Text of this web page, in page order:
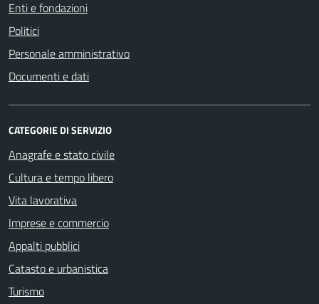
Enti e fondazioni
Politici
Personale amministrativo
Documenti e dati
CATEGORIE DI SERVIZIO
Anagrafe e stato civile
Cultura e tempo libero
Vita lavorativa
Imprese e commercio
Appalti pubblici
Catasto e urbanistica
Turismo